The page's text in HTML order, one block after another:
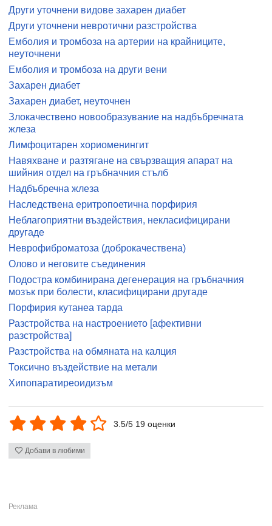
Други уточнени видове захарен диабет
Други уточнени невротични разстройства
Емболия и тромбоза на артерии на крайниците,
неуточнени
Емболия и тромбоза на други вени
Захарен диабет
Захарен диабет, неуточнен
Злокачествено новообразувание на надбъбречната
жлеза
Лимфоцитарен хориоменингит
Навяхване и разтягане на свързващия апарат на
шийния отдел на гръбначния стълб
Надбъбречна жлеза
Наследствена еритропоетична порфирия
Неблагоприятни въздействия, некласифицирани
другаде
Неврофиброматоза (доброкачествена)
Олово и неговите съединения
Подостра комбинирана дегенерация на гръбначния
мозък при болести, класифицирани другаде
Порфирия кутанеа тарда
Разстройства на настроението [афективни
разстройства]
Разстройства на обмяната на калция
Токсично въздействие на метали
Хипопаратиреоидизъм
3.5/5 19 оценки
Добави в любими